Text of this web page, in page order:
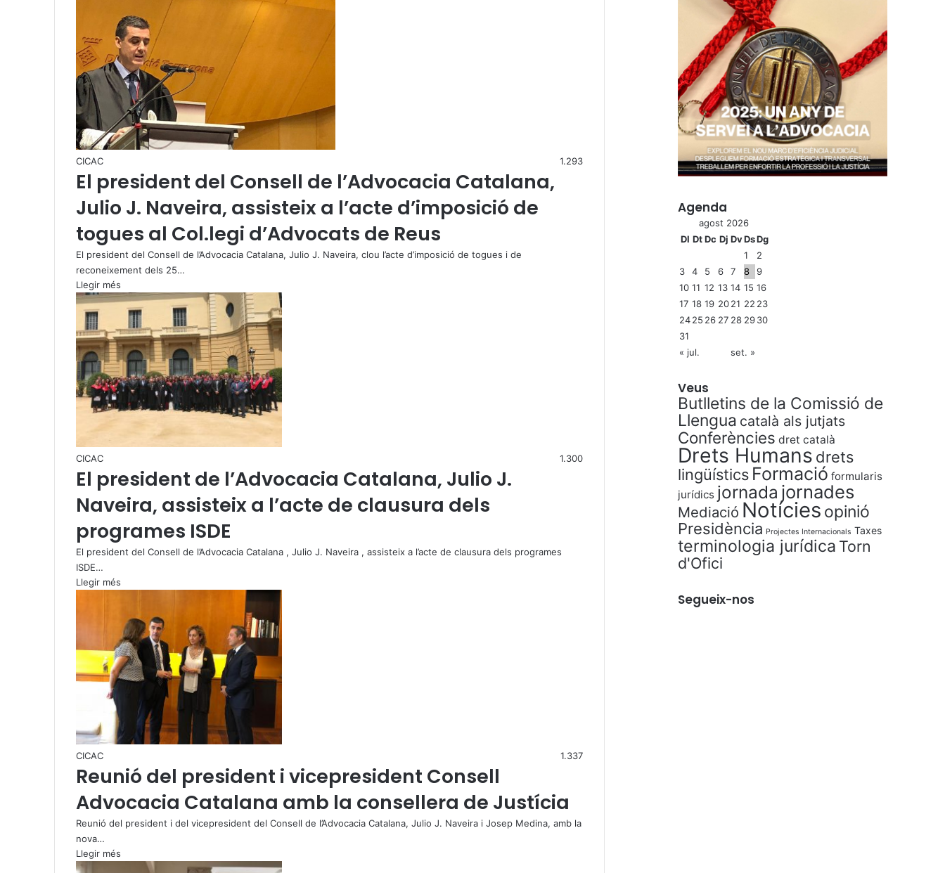
CICAC 1.293
El president del Consell de l’Advocacia Catalana,
Julio J. Naveira, assisteix a l’acte d’imposició de
togues al Col.legi d’Advocats de Reus
El president del Consell de l’Advocacia Catalana, Julio J. Naveira, clou l’acte d’imposició de togues i de
reconeixement dels 25…
Llegir més
CICAC 1.300
El president de l’Advocacia Catalana, Julio J.
Naveira, assisteix a l’acte de clausura dels
programes ISDE
El president del Consell de l’Advocacia Catalana , Julio J. Naveira , assisteix a l’acte de clausura dels programes
ISDE…
Llegir més
CICAC 1.337
Reunió del president i vicepresident Consell
Advocacia Catalana amb la consellera de Justícia
Reunió del president i del vicepresident del Consell de l’Advocacia Catalana, Julio J. Naveira i Josep Medina, amb la
nova…
Llegir més
Agenda
agost 2026
Dl Dt Dc Dj DvDsDg
1
2
3
4 5 6 7 8
9
10 11 12 13 14 15 16
17 18 19 2021 22 23
2425 26 27 28 2930
31
« jul.
set. »
Veus
Butlletins de la Comissió de
Llengua català als jutjats
Conferències dret català
Drets Humans drets
lingüístics Formació formularis
jurídics jornada jornades
Mediació Notícies opinió
Presidència Projectes Internacionals Taxes
terminologia jurídica Torn
d'Ofici
Segueix-nos